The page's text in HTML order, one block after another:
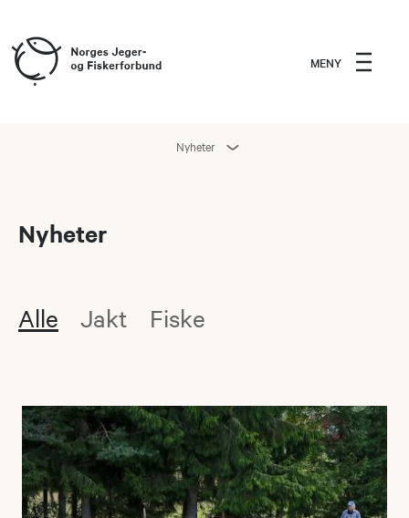
MENY
Nyheter
Nyheter
Alle Jakt Fiske